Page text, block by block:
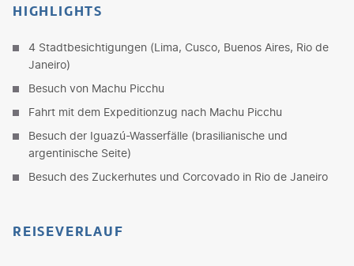
HIGHLIGHTS
4 Stadtbesichtigungen (Lima, Cusco, Buenos Aires, Rio de
Janeiro)
Besuch von Machu Picchu
Fahrt mit dem Expeditionzug nach Machu Picchu
Besuch der Iguazú-Wasserfälle (brasilianische und
argentinische Seite)
Besuch des Zuckerhutes und Corcovado in Rio de Janeiro
REISEVERLAUF